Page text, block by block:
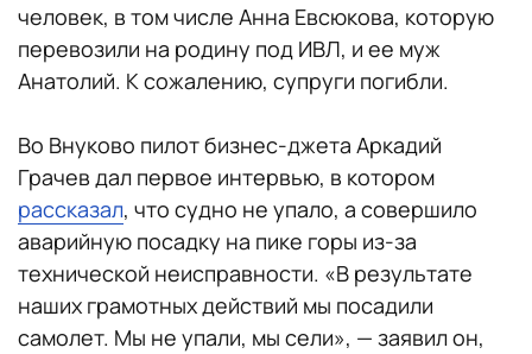
человек, в том числе Анна Евсюкова, которую
перевозили на родину под ИВЛ, и ее муж
Анатолий. К сожалению, супруги погибли.
Во Внуково пилот бизнес-джета Аркадий
Грачев дал первое интервью, в котором
рассказал, что судно не упало, а совершило
аварийную посадку на пике горы из-за
технической неисправности. «В результате
наших грамотных действий мы посадили
самолет. Мы не упали, мы сели», — заявил он,